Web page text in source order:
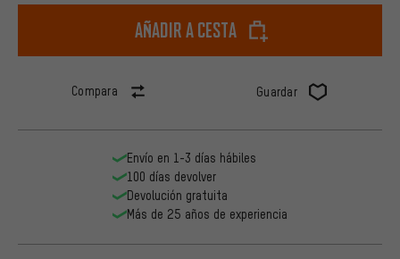
Añadir a cesta
Compara Guardar
Envío en 1-3 días hábiles
100 días devolver
Devolución gratuita
Más de 25 años de experiencia